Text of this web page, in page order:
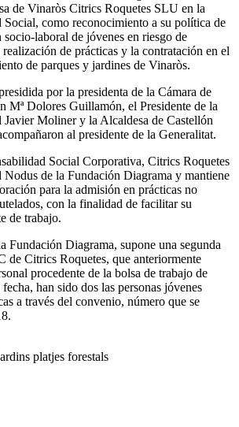
de Vinaròs Citrics Roquetes SLU en la
como reconocimiento a su política de
laboral de jóvenes en riesgo de
de prácticas y la contratación en el
de parques y jardines de Vinaròs.
por la presidenta de la Cámara de
Mª Dolores Guillamón, el Presidente de la
Moliner y la Alcaldesa de Castellón
al presidente de la Generalitat.
Social Corporativa, Citrics Roquetes
Nodus de la Fundación Diagrama y mantiene
para la admisión en prácticas no
con la finalidad de facilitar su
de trabajo.
Fundación Diagrama, supone una segunda
de Citrics Roquetes, que anteriormente
procedente de la bolsa de trabajo de
han sido dos las personas jóvenes
a través del convenio, número que se